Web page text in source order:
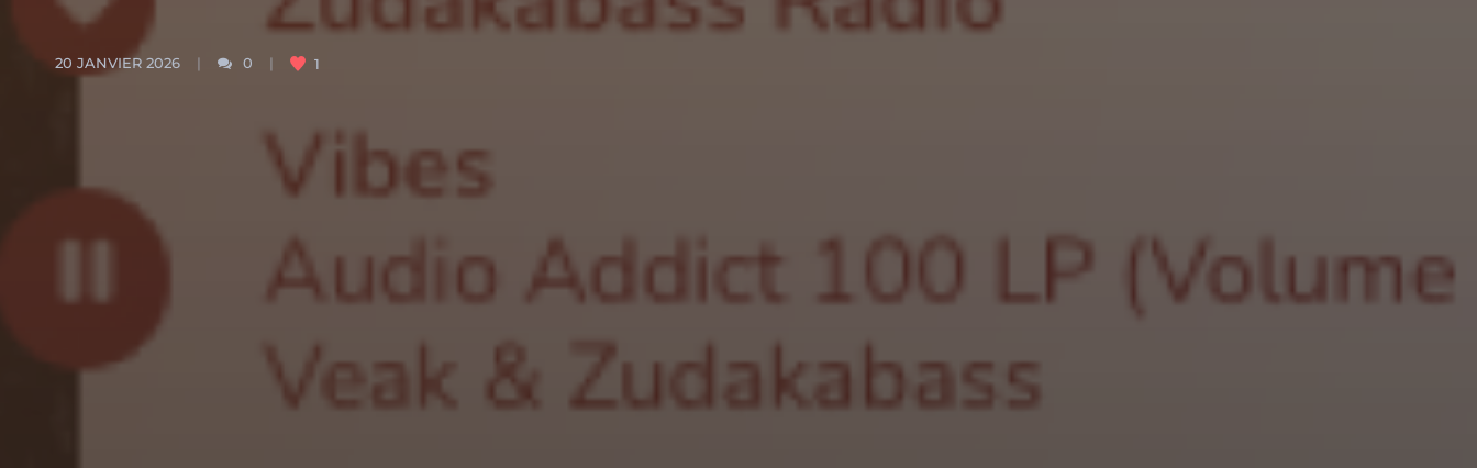
20 JANVIER 2026 0 1